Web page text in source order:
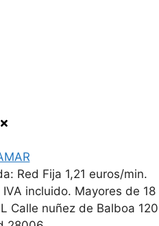
Contacto
Aviso legal
de Teléfono
Red Fija 1,21 euros/min.
incluido. Mayores de 18
Calle nuñez de Balboa 120